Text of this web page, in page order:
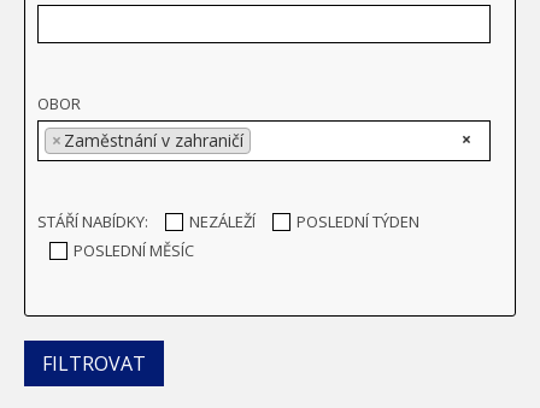
OBOR
×
× Zaměstnání v zahraničí
STÁŘÍ NABÍDKY: NEZÁLEŽÍ
POSLEDNÍ TÝDEN
POSLEDNÍ MĚSÍC